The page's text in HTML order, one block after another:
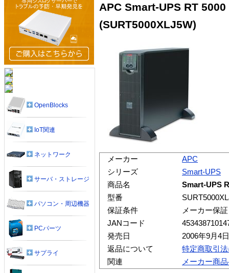
APC Smart-UPS RT
(SURT5000XLJ5W)
メーカー
APC
シリーズ
Smart-UPS
商品名
Smart-UPS
型番
保証条件
メーカー保証
JANコード
発売日
2006年9月4日
返品について
特定商取引
関連
メーカー商
OpenBlocks
IoT関連
ネットワーク
サーバ・ストレージ
パソコン・周辺機器
PCパーツ
サプライ